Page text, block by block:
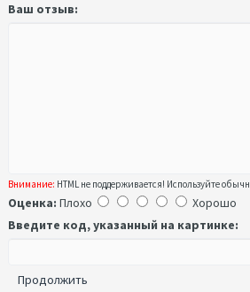
Ваш отзыв:
Внимание: HTML не поддерживается! Используйте
Оценка: Плохо
Хорошо
Введите код, указанный на картинке:
Продолжить